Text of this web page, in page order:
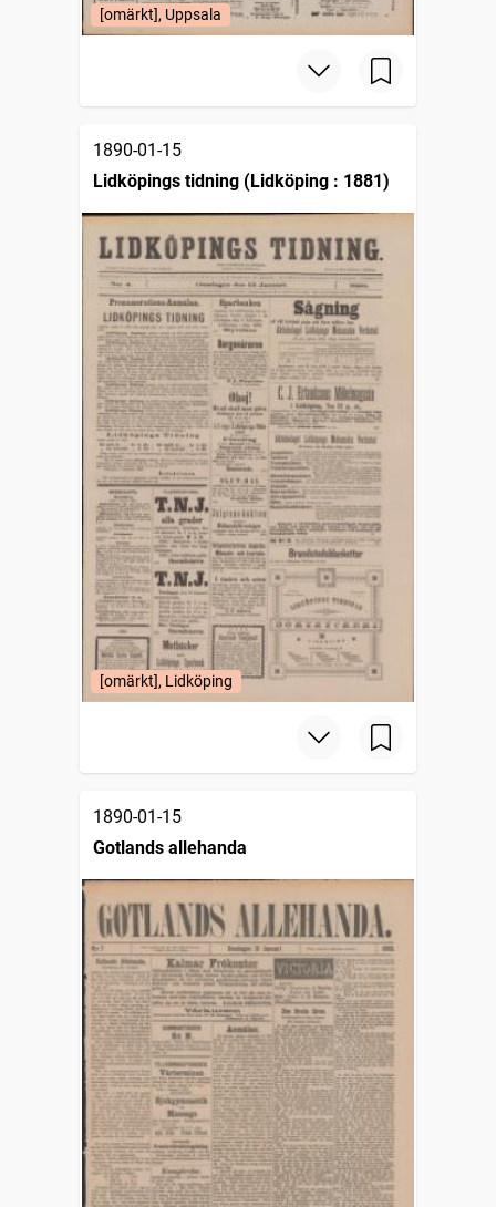
[omärkt], Uppsala
1890-01-15
Lidköpings tidning (Lidköping : 1881)
[omärkt], Lidköping
1890-01-15
Gotlands allehanda